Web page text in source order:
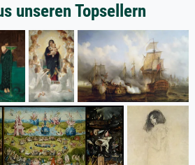
unseren Topsellern